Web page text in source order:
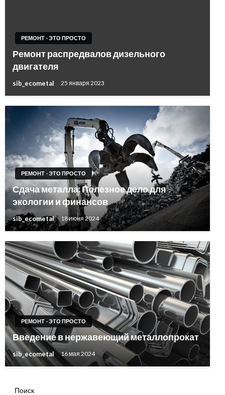
РЕМОНТ - ЭТО ПРОСТО
Ремонт распредвалов дизельного
двигателя
sib_ecometal 25 января 2023
РЕМОНТ - ЭТО ПРОСТО
Сдача металла: Полезное дело для
экологии и финансов
sib_ecometal 18 июня 2024
РЕМОНТ - ЭТО ПРОСТО
Введение в нержавеющий металлопрокат
sib_ecometal 16 мая 2024
Поиск